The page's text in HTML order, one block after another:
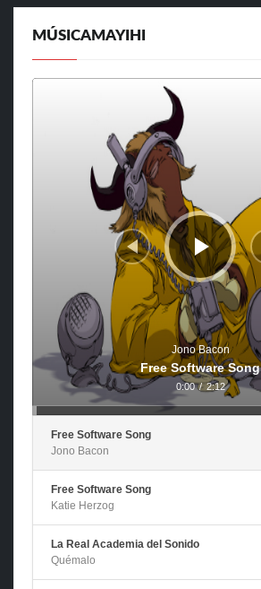
MÚSICAMAYIHI
Reproductor
Jono Bacon
Free Software Song
0:00 / 2:12
Free Software Song
Jono Bacon
Free Software Song
Katie Herzog
La Real Academia del Sonido
Quémalo